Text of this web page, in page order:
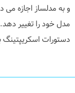
و به مدلساز اجازه می
مدل خود را تغییر
دستورات